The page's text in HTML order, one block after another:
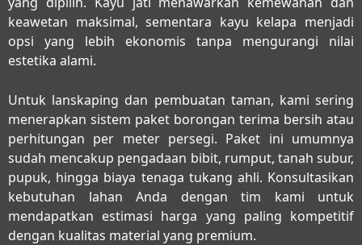
keawetan maksimal, sementara kayu kelapa menjadi
opsi yang lebih ekonomis tanpa mengurangi nilai
estetika alami.
Untuk lanskaping dan pembuatan taman, kami sering
menerapkan sistem paket borongan terima bersih atau
perhitungan per meter persegi. Paket ini umumnya
sudah mencakup pengadaan bibit, rumput, tanah subur,
pupuk, hingga biaya tenaga tukang ahli. Konsultasikan
kebutuhan lahan Anda dengan tim kami untuk
mendapatkan estimasi harga yang paling kompetitif
dengan kualitas material yang premium.